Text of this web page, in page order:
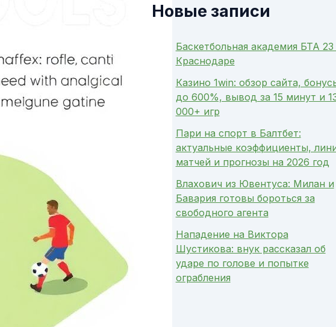
Новые записи
Баскетбольная академия БТА 23
Краснодаре
Казино 1win: обзор сайта,
до 600%, вывод за 15 минут и
000+ игр
Пари на спорт в Балтбет:
актуальные коэффициенты,
матчей и прогнозы на 2026 год
Влахович из Ювентуса: Милан и
Бавария готовы бороться за
свободного агента
Нападение на Виктора
Шустикова: внук рассказал об
ударе по голове и попытке
ограбления